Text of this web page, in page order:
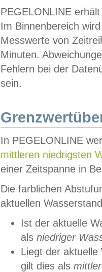
PEGELONLINE
Im Binnenbereich
Messwerte von
Minuten.
Fehlern bei der
sein.
In PEGELONLINE
mittleren niedrigsten
einer Zeitspanne in
Die farblichen
aktuellen
Ist der aktuelle
als niedriger
Liegt der
gilt dies als